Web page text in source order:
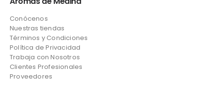
Conócenos
Nuestras tiendas
Términos y Condiciones
Política de Privacidad
Trabaja con Nosotros
Clientes Profesionales
Proveedores